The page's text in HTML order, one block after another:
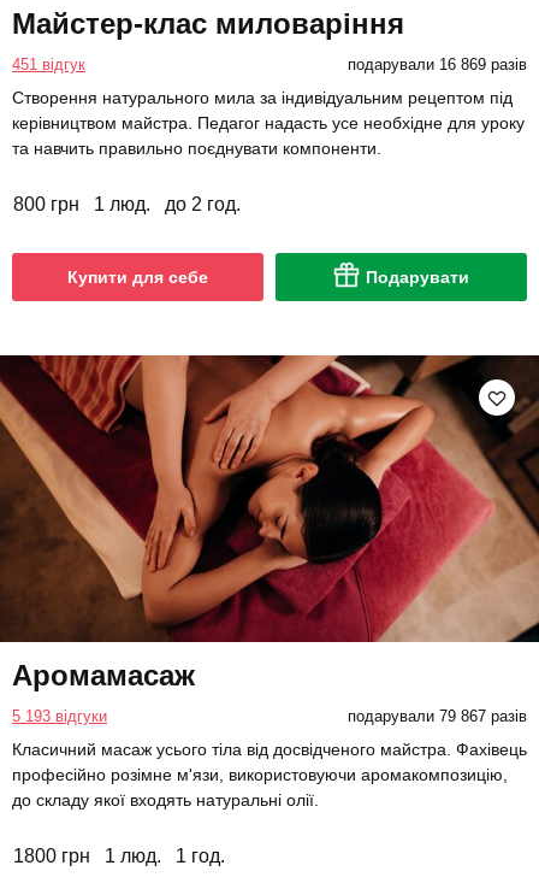
Майстер-клас миловаріння
451 відгук подарували 16 869 разів
Створення натурального мила за індивідуальним рецептом під
керівництвом майстра. Педагог надасть усе необхідне для уроку
та навчить правильно поєднувати компоненти.
800 грн 1 люд. до 2 год.
Купити для себе Подарувати
Аромамасаж
5 193 відгуки подарували 79 867 разів
Класичний масаж усього тіла від досвідченого майстра. Фахівець
професійно розімне м'язи, використовуючи аромакомпозицію,
до складу якої входять натуральні олії.
1800 грн 1 люд. 1 год.